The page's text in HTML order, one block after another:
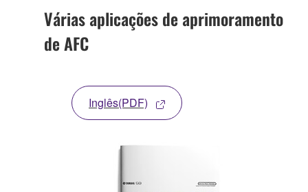
Várias aplicações de aprimoramento
de AFC
Inglês(PDF)